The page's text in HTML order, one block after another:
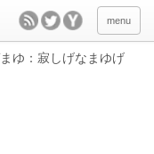
menu
ゆ：寂しげなまゆげ